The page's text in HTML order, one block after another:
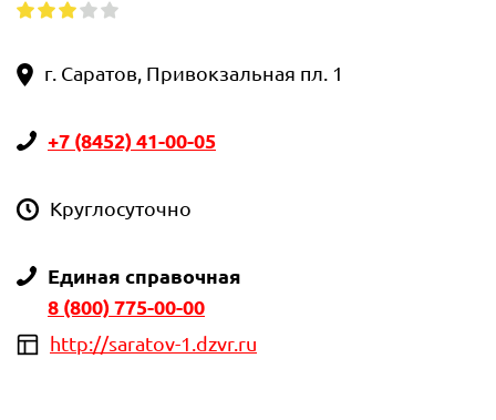
г. Саратов, Привокзальная пл. 1
+7 (8452) 41-00-05
Круглосуточно
Единая справочная
8 (800) 775-00-00
http://saratov-1.dzvr.ru